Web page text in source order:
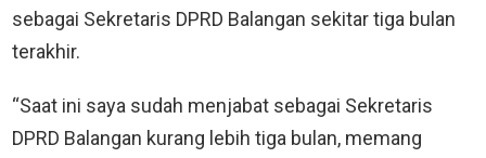
sebagai Sekretaris DPRD Balangan sekitar tiga bulan
terakhir.
“Saat ini saya sudah menjabat sebagai Sekretaris
DPRD Balangan kurang lebih tiga bulan, memang